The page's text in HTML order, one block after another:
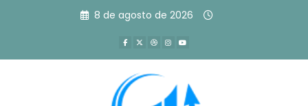
8 de agosto de 2026